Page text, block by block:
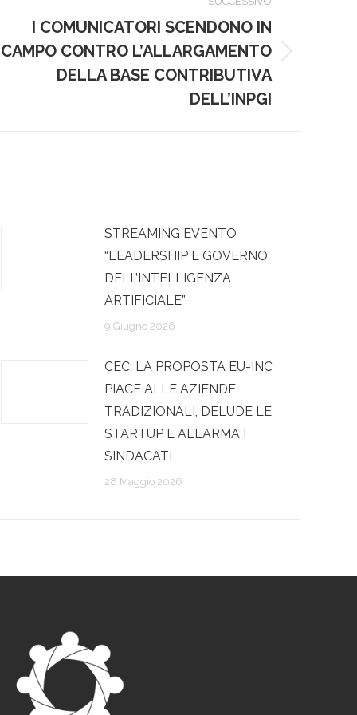
I COMUNICATORI SCENDONO IN
CAMPO CONTRO L’ALLARGAMENTO
DELLA BASE CONTRIBUTIVA
DELL’INPGI
STREAMING EVENTO
“LEADERSHIP E GOVERNO
DELL’INTELLIGENZA
ARTIFICIALE”
9 Giugno 2026
CEC: LA PROPOSTA EU-INC
PIACE ALLE AZIENDE
TRADIZIONALI, DELUDE LE
STARTUP E ALLARMA I
SINDACATI
28 Maggio 2026